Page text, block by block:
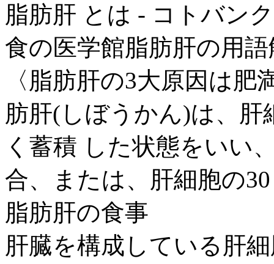
脂肪肝 とは - コトバンク
食の医学館脂肪肝の用
〈脂肪肝の3大原因は
肪肝(しぼうかん)は、
く蓄積 した状態をいい
合、または、肝細胞の
脂肪肝の食事
肝臓を構成している肝